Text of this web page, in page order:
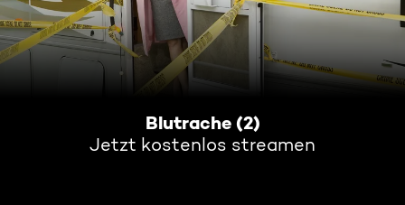
Blutrache (2)
Jetzt kostenlos streamen